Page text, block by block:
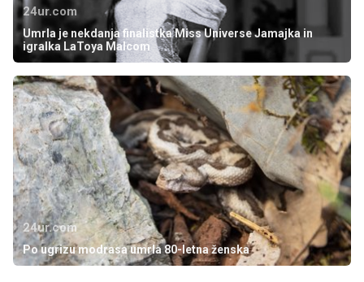
24ur.com
Umrla je nekdanja finalistka Miss Universe Jamajka in
igralka LaToya Malcom
24ur.com
Po ugrizu modrasa umrla 80-letna ženska